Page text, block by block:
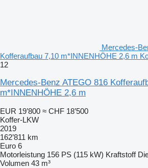
Mercedes-
Kofferaufbau 7,10 m*INNENHÖHE 2,6 m
12
Mercedes-Benz ATEGO 816
m*INNENHÖHE 2,6 m
EUR 19’800 ≈ CHF 18’500
Koffer-LKW
2019
162’811 km
Euro 6
Motorleistung 156 PS (115 kW) Kraftstoff
Volumen 43 m³